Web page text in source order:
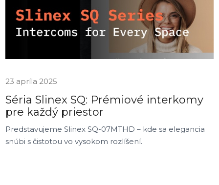
23 apríla 2025
Séria Slinex SQ: Prémiové interkomy
pre každý priestor
Predstavujeme Slinex SQ-07MTHD – kde sa elegancia
snúbi s čistotou vo vysokom rozlíšení.